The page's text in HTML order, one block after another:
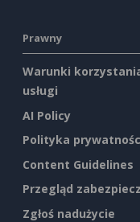
Prawny
Warunki
usługi
AI Policy
Polityka
Content Guidelines
Przegląd
Zgłoś nadużycie